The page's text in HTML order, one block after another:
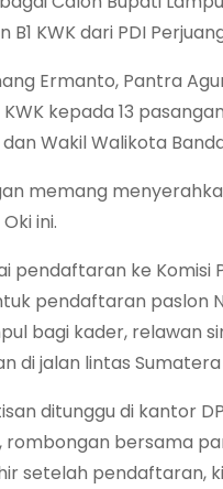
KWK dari PDI
Ermanto, Pantra
kepada 13
Wakil Walikota
memang
ini.
pendaftaran ke Komisi
pendaftaran paslon
bagi kader, relawan
di jalan lintas
ditunggu di kantor
rombongan bersama
setelah pendaftaran,